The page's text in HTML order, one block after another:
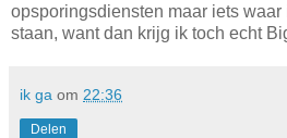
opsporingsdiensten maar iets waar
staan, want dan krijg ik toch echt
ik ga om 22:36
Delen